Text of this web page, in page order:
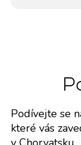
Podívejte se
které vás